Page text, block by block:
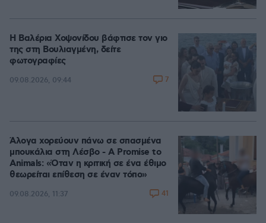
Η Βαλέρια Χοψονίδου βάφτισε τον γιο
της στη Βουλιαγμένη, δείτε
φωτογραφίες
09.08.2026, 09:44 7
Άλογα χορεύουν πάνω σε σπασμένα
μπουκάλια στη Λέσβο - A Promise to
Animals: «Όταν η κριτική σε ένα έθιμο
θεωρείται επίθεση σε έναν τόπο»
09.08.2026, 11:37 41